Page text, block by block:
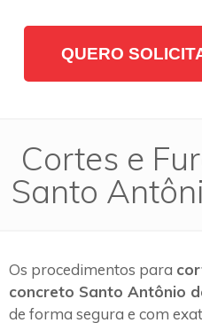
QUERO
Cortes e
Santo
Os procedimentos para
concreto Santo Antônio
de forma segura e com